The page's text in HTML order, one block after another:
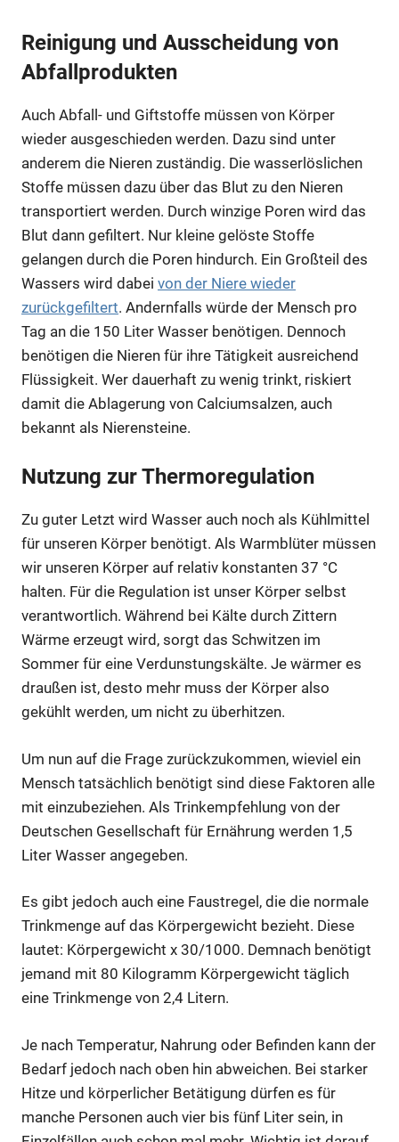
Reinigung und Ausscheidung von
Abfallprodukten
Auch Abfall- und Giftstoffe müssen von Körper
wieder ausgeschieden werden. Dazu sind unter
anderem die Nieren zuständig. Die wasserlöslichen
Stoffe müssen dazu über das Blut zu den Nieren
transportiert werden. Durch winzige Poren wird das
Blut dann gefiltert. Nur kleine gelöste Stoffe
gelangen durch die Poren hindurch. Ein Großteil des
Wassers wird dabei von der Niere wieder
zurückgefiltert. Andernfalls würde der Mensch pro
Tag an die 150 Liter Wasser benötigen. Dennoch
benötigen die Nieren für ihre Tätigkeit ausreichend
Flüssigkeit. Wer dauerhaft zu wenig trinkt, riskiert
damit die Ablagerung von Calciumsalzen, auch
bekannt als Nierensteine.
Nutzung zur Thermoregulation
Zu guter Letzt wird Wasser auch noch als Kühlmittel
für unseren Körper benötigt. Als Warmblüter müssen
wir unseren Körper auf relativ konstanten 37 °C
halten. Für die Regulation ist unser Körper selbst
verantwortlich. Während bei Kälte durch Zittern
Wärme erzeugt wird, sorgt das Schwitzen im
Sommer für eine Verdunstungskälte. Je wärmer es
draußen ist, desto mehr muss der Körper also
gekühlt werden, um nicht zu überhitzen.
Um nun auf die Frage zurückzukommen, wieviel ein
Mensch tatsächlich benötigt sind diese Faktoren alle
mit einzubeziehen. Als Trinkempfehlung von der
Deutschen Gesellschaft für Ernährung werden 1,5
Liter Wasser angegeben.
Es gibt jedoch auch eine Faustregel, die die normale
Trinkmenge auf das Körpergewicht bezieht. Diese
lautet: Körpergewicht x 30/1000. Demnach benötigt
jemand mit 80 Kilogramm Körpergewicht täglich
eine Trinkmenge von 2,4 Litern.
Je nach Temperatur, Nahrung oder Befinden kann der
Bedarf jedoch nach oben hin abweichen. Bei starker
Hitze und körperlicher Betätigung dürfen es für
manche Personen auch vier bis fünf Liter sein, in